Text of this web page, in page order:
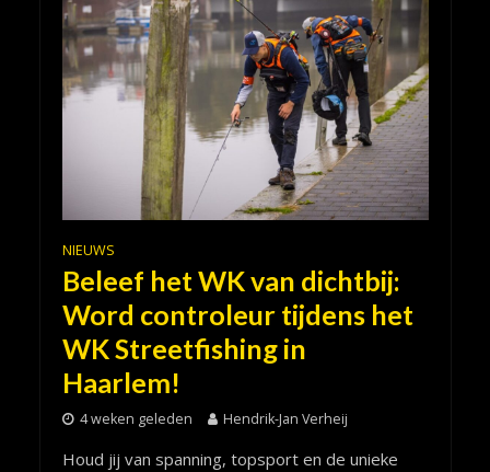
NIEUWS
Beleef het WK van dichtbij:
Word controleur tijdens het
WK Streetfishing in
Haarlem!
4 weken geleden Hendrik-Jan Verheij
Houd jij van spanning, topsport en de unieke